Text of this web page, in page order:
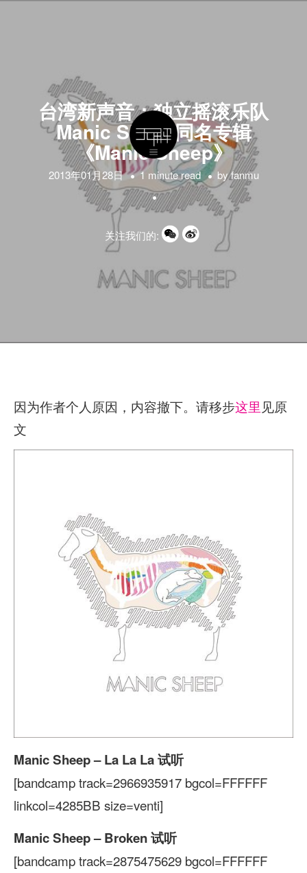
台湾新声音：独立摇滚乐队
Manic Sheep同名专辑
《Manic Sheep》
2013年01月28日 1 minute read byfanmu
关注我们的:
因为作者个人原因，内容撤下。请移步这里 见原
文
Manic Sheep – La La La 试听
[bandcamp track=2966935917 bgcol=FFFFFF
linkcol=4285BB size=venti]
Manic Sheep – Broken 试听
[bandcamp track=2875475629 bgcol=FFFFFF